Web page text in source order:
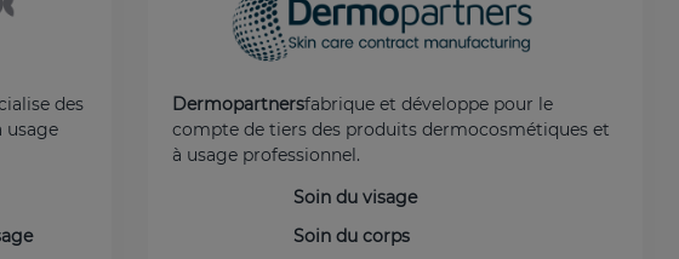
des
usage
Dermopartnersfabrique et développe pour le
compte de tiers des produits dermocosmétiques et
à usage professionnel.
Soin du visage
Soin du corps